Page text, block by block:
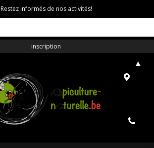
Restez informés de nos activités!
▲